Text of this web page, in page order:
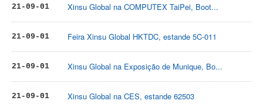
21-09-01 Xinsu Global na COMPUTEX TaiPei, Boot...
21-09-01 Feira Xinsu Global HKTDC, estande 5C-011
21-09-01 Xinsu Global na Exposição de Munique, Bo...
21-09-01 Xinsu Global na CES, estande 62503